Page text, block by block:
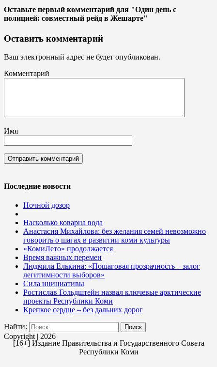
Оставьте первый комментарий для "Один день с
полицией: совместный рейд в Жешарте"
Оставить комментарий
Ваш электронный адрес не будет опубликован.
Комментарий
Имя
Последние новости
Ночной дозор
Насколько коварна вода
Анастасия Михайлова: без желания семей невозможно
говорить о шагах в развитии коми культуры
«КомиЛето» продолжается
Время важных перемен
Людмила Елькина: «Пошаговая прозрачность – залог
легитимности выборов»
Сила инициативы
Ростислав Гольдштейн назвал ключевые арктические
проекты Республики Коми
Крепкое сердце – без дальних дорог
Найти:
Copyright | 2026
[16+] Издание Правительства и Государственного Совета
Республики Коми